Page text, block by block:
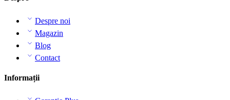
Despre noi
Magazin
Blog
Contact
Informații